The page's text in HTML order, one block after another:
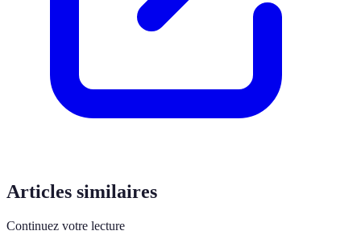
Articles similaires
Continuez votre lecture